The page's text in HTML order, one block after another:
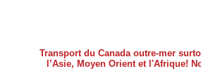
Transport du Canada outre-mer
l’Asie, Moyen Orient et l'Afrique!